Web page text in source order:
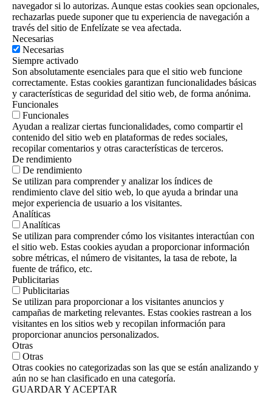
navegador si lo autorizas. Aunque estas cookies sean opcionales,
rechazarlas puede suponer que tu experiencia de navegación a
través del sitio de Enfelízate se vea afectada.
Necesarias
Necesarias
Siempre activado
Son absolutamente esenciales para que el sitio web funcione
correctamente. Estas cookies garantizan funcionalidades básicas
y características de seguridad del sitio web, de forma anónima.
Funcionales
Funcionales
Ayudan a realizar ciertas funcionalidades, como compartir el
contenido del sitio web en plataformas de redes sociales,
recopilar comentarios y otras características de terceros.
De rendimiento
De rendimiento
Se utilizan para comprender y analizar los índices de
rendimiento clave del sitio web, lo que ayuda a brindar una
mejor experiencia de usuario a los visitantes.
Analíticas
Analíticas
Se utilizan para comprender cómo los visitantes interactúan con
el sitio web. Estas cookies ayudan a proporcionar información
sobre métricas, el número de visitantes, la tasa de rebote, la
fuente de tráfico, etc.
Publicitarias
Publicitarias
Se utilizan para proporcionar a los visitantes anuncios y
campañas de marketing relevantes. Estas cookies rastrean a los
visitantes en los sitios web y recopilan información para
proporcionar anuncios personalizados.
Otras
Otras
Otras cookies no categorizadas son las que se están analizando y
aún no se han clasificado en una categoría.
GUARDAR Y ACEPTAR